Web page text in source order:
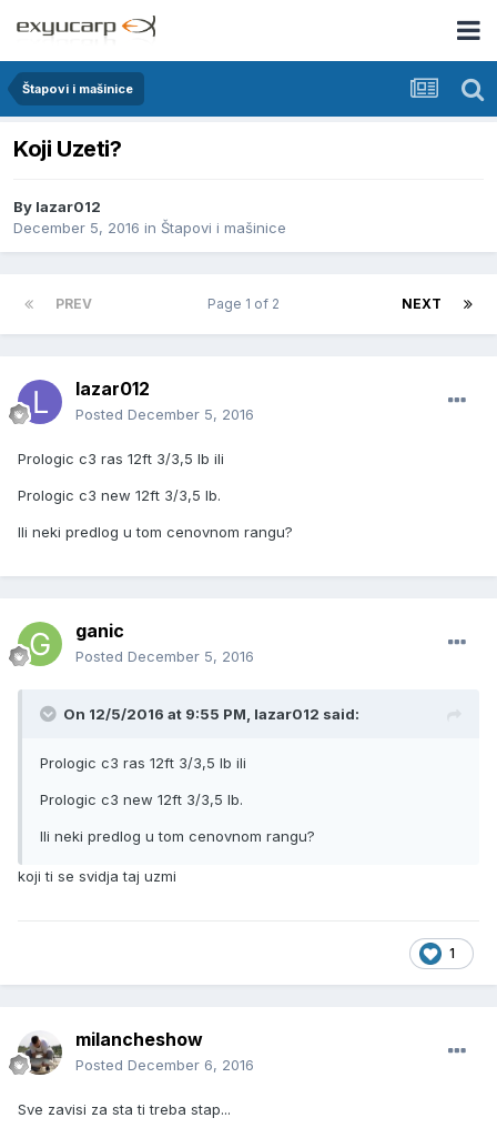
Štapovi i mašinice
Koji Uzeti?
By lazar012
December 5, 2016 in Štapovi i mašinice
PREV NEXT
Page 1 of 2
lazar012
Posted December 5, 2016
Prologic c3 ras 12ft 3/3,5 lb ili
Prologic c3 new 12ft 3/3,5 lb.
Ili neki predlog u tom cenovnom rangu?
ganic
Posted December 5, 2016
On 12/5/2016 at 9:55 PM, lazar012 said:
Prologic c3 ras 12ft 3/3,5 lb ili
Prologic c3 new 12ft 3/3,5 lb.
Ili neki predlog u tom cenovnom rangu?
koji ti se svidja taj uzmi
1
milancheshow
Posted December 6, 2016
Sve zavisi za sta ti treba stap...